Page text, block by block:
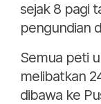
sejak 8 pagi
pengundian
Semua peti
melibatkan
dibawa ke